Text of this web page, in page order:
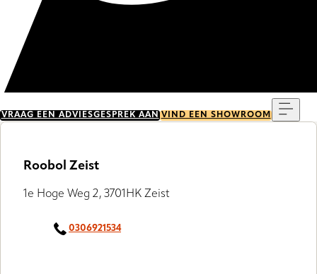
VRAAG EEN ADVIESGESPREK AAN VIND EEN SHOWROOM
Roobol Zeist
1e Hoge Weg 2, 3701HK Zeist
0306921534